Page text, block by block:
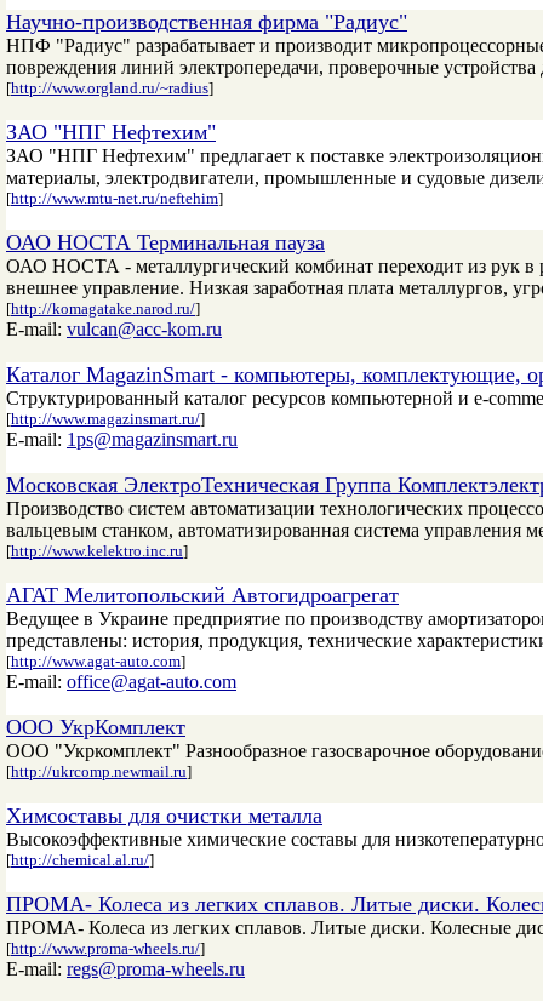
Научно-производственная фирма "Радиус"
НПФ "Радиус" разрабатывает и производит
повреждения линий электропередачи, проверочные
[http://www.orgland.ru/~radius]
ЗАО "НПГ Нефтехим"
ЗАО "НПГ Нефтехим" предлагает к поставке
материалы, электродвигатели, промышленные и судовые
[http://www.mtu-net.ru/neftehim]
ОАО НОСТА Терминальная пауза
ОАО НОСТА - металлургический комбинат переходит из рук в
внешнее управление. Низкая заработная плата металлургов,
[http://komagatake.narod.ru/]
E-mail: vulcan@acc-kom.ru
Каталог MagazinSmart - компьютеры, комплектующие,
Структурированный каталог ресурсов компьютерной и e-
[http://www.magazinsmart.ru/]
E-mail: 1ps@magazinsmart.ru
Московская ЭлектроТехническая Группа
Производство систем автоматизации технологических
вальцевым станком, автоматизированная система управления
[http://www.kelektro.inc.ru]
АГАТ Мелитопольский Автогидроагрегат
Ведущее в Украине предприятие по производству
представлены: история, продукция, технические
[http://www.agat-auto.com]
E-mail: office@agat-auto.com
ООО УкрКомплект
ООО "Укркомплект" Разнообразное газосварочное
[http://ukrcomp.newmail.ru]
Химсоставы для очистки металла
Высокоэффективные химические составы для
[http://chemical.al.ru/]
ПРОМА- Колеса из легких сплавов. Литые диски.
ПРОМА- Колеса из легких сплавов. Литые диски. Колесные
[http://www.proma-wheels.ru/]
E-mail: regs@proma-wheels.ru